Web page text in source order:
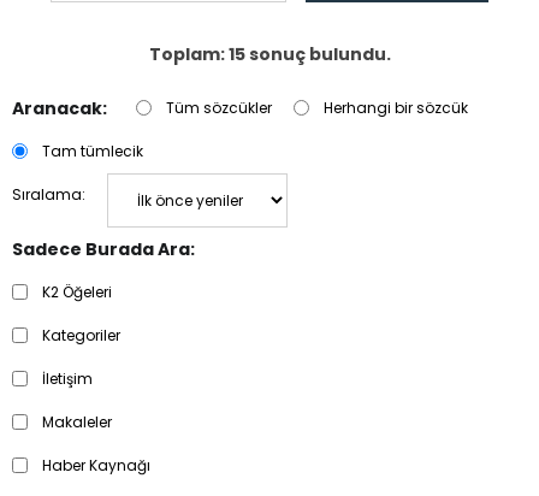
Toplam: 15 sonuç bulundu.
Aranacak: Tüm sözcükler Herhangi bir sözcük
Tam tümlecik
Sıralama:
Sadece Burada Ara:
K2 Öğeleri
Kategoriler
İletişim
Makaleler
Haber Kaynağı